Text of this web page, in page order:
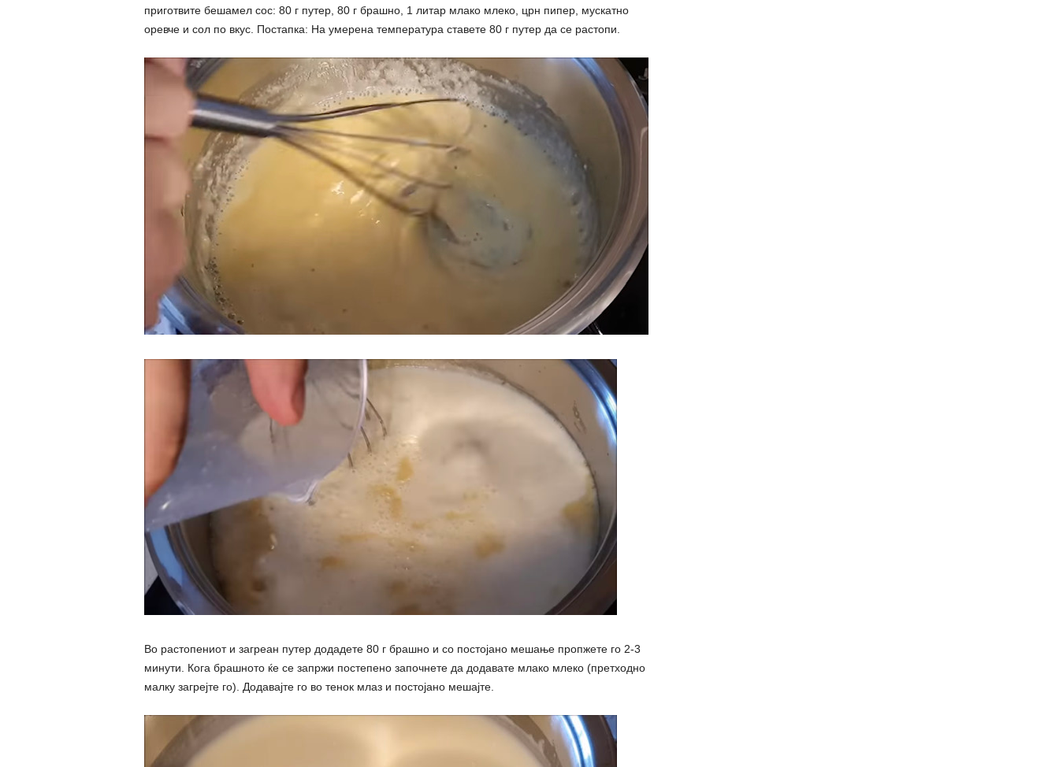
приготвите бешамел сос: 80 г путер, 80 г брашно, 1 литар млако млеко, црн пипер, мускатно
оревче и сол по вкус. Постапка: На умерена температура ставете 80 г путер да се растопи.
Во растопениот и загреан путер додадете 80 г брашно и со постојано мешање пропжете го 2-3
минути. Кога брашното ќе се запржи постепено започнете да додавате млако млеко (претходно
малку загрејте го). Додавајте го во тенок млаз и постојано мешајте.